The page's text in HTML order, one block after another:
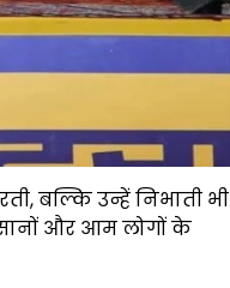
बल्कि उन्हें निभाती भी
और आम लोगों के